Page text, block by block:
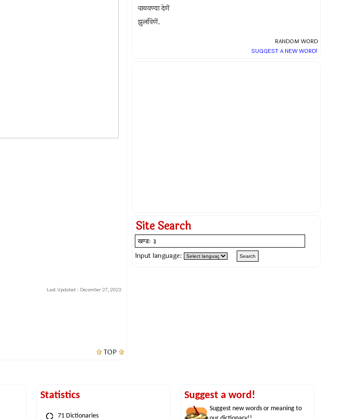
Last Updated : December 27, 2022
TOP
चाळवण्या देणें
झुलविणें.
RANDOM WORD
SUGGEST A NEW WORD!
Site Search
Input language:
Statistics
71 Dictionaries
Suggest a word!
Suggest new words or meaning to